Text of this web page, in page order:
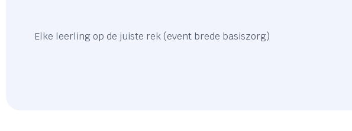
Elke leerling op de juiste rek (event brede basiszorg)